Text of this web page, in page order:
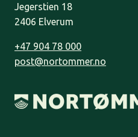
Jegerstien 18
2406 Elverum
+47 904 78 000
post@nortommer.no